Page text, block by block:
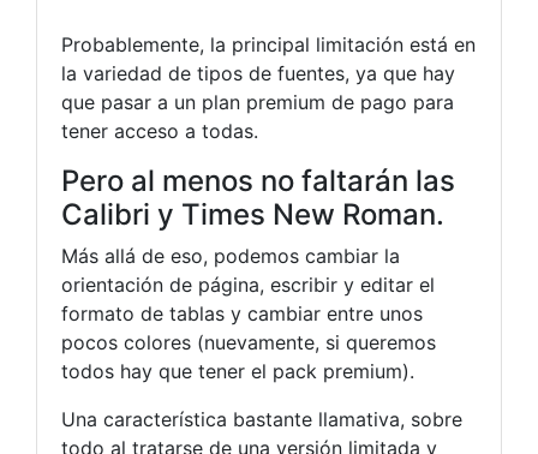
Probablemente, la principal limitación está en
la variedad de tipos de fuentes, ya que hay
que pasar a un plan premium de pago para
tener acceso a todas.
Pero al menos no faltarán las
Calibri y Times New Roman.
Más allá de eso, podemos cambiar la
orientación de página, escribir y editar el
formato de tablas y cambiar entre unos
pocos colores (nuevamente, si queremos
todos hay que tener el pack premium).
Una característica bastante llamativa, sobre
todo al tratarse de una versión limitada y